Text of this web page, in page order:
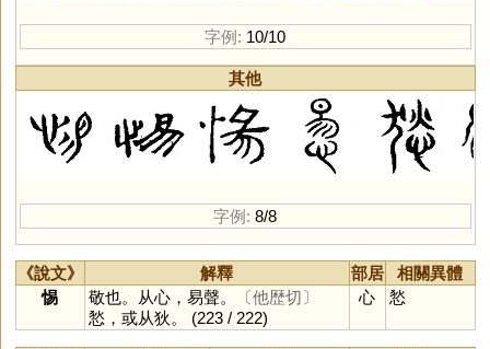
字例: 10/10
其他
字例: 8/8
《說文》 解釋 部居
相關異體
惕
敬也。从心，易聲。
〔他歴切〕
悐，或从狄。 (223 / 222)
心 悐